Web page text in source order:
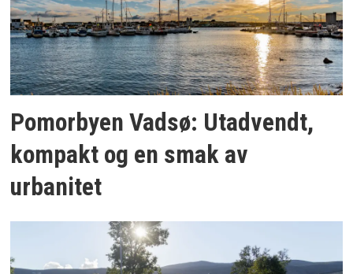
Pomorbyen Vadsø: Utadvendt,
kompakt og en smak av
urbanitet